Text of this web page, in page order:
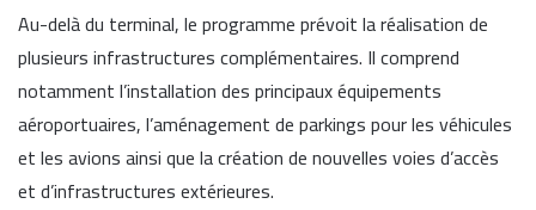
Au-delà du terminal, le programme prévoit la réalisation de
plusieurs infrastructures complémentaires. Il comprend
notamment l’installation des principaux équipements
aéroportuaires, l’aménagement de parkings pour les véhicules
et les avions ainsi que la création de nouvelles voies d’accès
et d’infrastructures extérieures.